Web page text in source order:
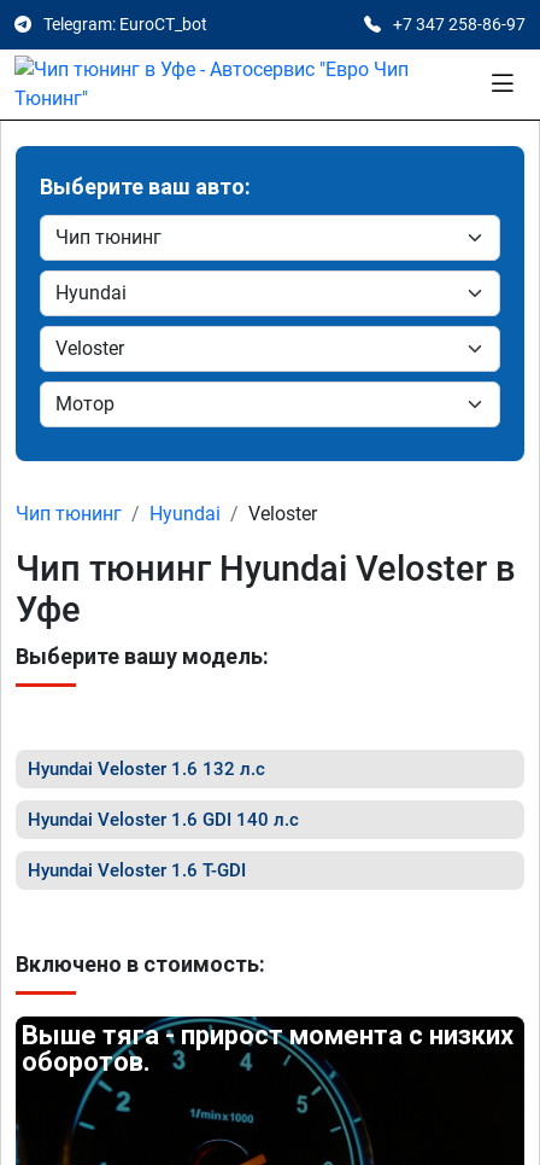
Telegram: EuroCT_bot +7 347 258-86-97
Выберите ваш авто:
Чип тюнинг Hyundai Veloster
Чип тюнинг Hyundai Veloster в
Уфе
Выберите вашу модель:
Hyundai Veloster 1.6 132 л.с
Hyundai Veloster 1.6 GDI 140 л.с
Hyundai Veloster 1.6 T-GDI
Включено в стоимость:
Выше тяга - прирост момента с низких
оборотов.